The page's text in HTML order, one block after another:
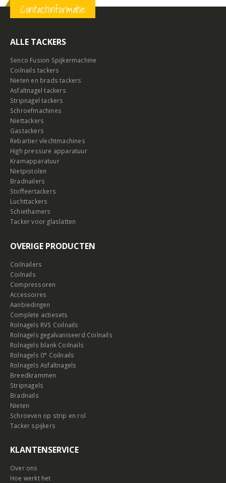
Contactinformatie
ALLE TACKERS
Senco Fusion Spijkermachine
Coilnails tackers
Nieten en brads tackers
Asfaltnagel tackers
Stripnagel tackers
Schroefmachines
Niettackers
Gastackers
Rebartier vlechtmachines
High pressure apparatuur
Kramapparatuur
Nietpistolen
Bradnailers
Stoffeertackers
Luchttackers
Schiethamers
Tacker voor glaslatten
OVERIGE PRODUCTEN
Coilnailers
Coilnails
Compressoren
Accessoires
Aanbiedingen
Complete actiesets
Rolnagels RVS Coilnails
Rolnagels gegalvaniseerd Coilnails
Rolnagels blank Coilnails
Rolnagels 0° Coilnails
Rolnagels Asfaltnagels
Breedkrammen
Stripnagels
Bradnails
Nieten
Schroeven op strip en rol
Tacker spijkers
KLANTENSERVICE
Over ons
Hoe werkt het